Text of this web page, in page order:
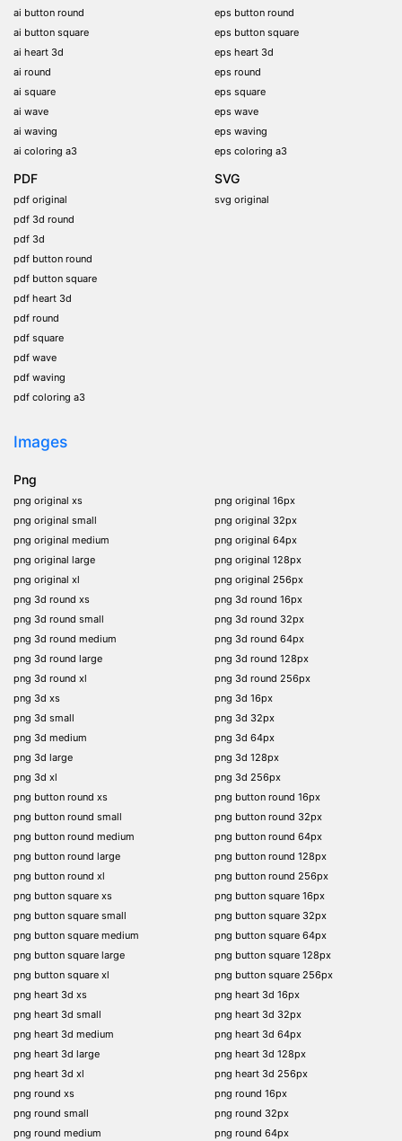
ai button round
ai button square
ai heart 3d
ai round
ai square
ai wave
ai waving
ai coloring a3
eps button round
eps button square
eps heart 3d
eps round
eps square
eps wave
eps waving
eps coloring a3
PDF
pdf original
pdf 3d round
pdf 3d
pdf button round
pdf button square
pdf heart 3d
pdf round
pdf square
pdf wave
pdf waving
pdf coloring a3
SVG
svg original
Images
Png
png original xs
png original small
png original medium
png original large
png original xl
png 3d round xs
png 3d round small
png 3d round medium
png 3d round large
png 3d round xl
png 3d xs
png 3d small
png 3d medium
png 3d large
png 3d xl
png button round xs
png button round small
png button round medium
png button round large
png button round xl
png button square xs
png button square small
png button square medium
png button square large
png button square xl
png heart 3d xs
png heart 3d small
png heart 3d medium
png heart 3d large
png heart 3d xl
png round xs
png round small
png round medium
png original 16px
png original 32px
png original 64px
png original 128px
png original 256px
png 3d round 16px
png 3d round 32px
png 3d round 64px
png 3d round 128px
png 3d round 256px
png 3d 16px
png 3d 32px
png 3d 64px
png 3d 128px
png 3d 256px
png button round 16px
png button round 32px
png button round 64px
png button round 128px
png button round 256px
png button square 16px
png button square 32px
png button square 64px
png button square 128px
png button square 256px
png heart 3d 16px
png heart 3d 32px
png heart 3d 64px
png heart 3d 128px
png heart 3d 256px
png round 16px
png round 32px
png round 64px